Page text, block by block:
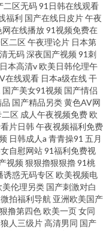
二区无码91日韩在线观看
福利 国产在线日皮片午夜
网在线播放91视频免费在
二区午夜理论片 日本第
无码深夜国产视频 91刺
日本高清v欧美日韩伦理午
在线观看 日本a级在线干
国产美女91视频 国产情侣
国产精品另类黄色AV网
二区 成人午夜视频免费欧
片日韩午夜视频福利免费
日韩成人a 青青操91 五月
自慰网站91福利免费视
视频 狠狠擼狠狠擼91桃
诱惑无码专区欧美视频电
美伦理另类 国产刺激对白
拍福利导航 亚洲欧美国产
撸第四色欧美一页女同
狼人三级片高清男同 国产